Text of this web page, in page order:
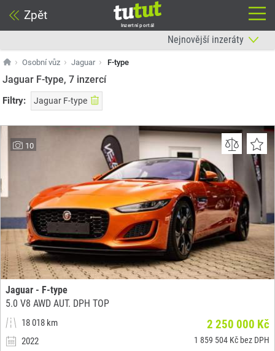
Zpět
Inzertní portál
Osobní vůz Jaguar F-type
Jaguar F-type, 7 inzercí
Filtry: Jaguar F-type
10
Jaguar - F-type
5.0 V8 AWD AUT. DPH TOP
18 018 km
2022
2 250 000 Kč
1 859 504 Kč bez DPH